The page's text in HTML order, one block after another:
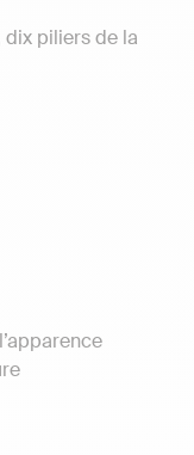
dix piliers de la